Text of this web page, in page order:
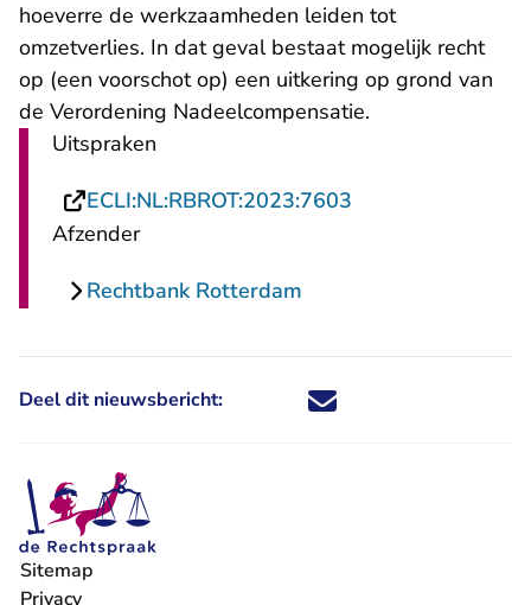
hoeverre de werkzaamheden leiden tot
omzetverlies. In dat geval bestaat mogelijk recht
op (een voorschot op) een uitkering op grond van
de Verordening Nadeelcompensatie.
Uitspraken
ECLI:NL:RBROT:2023:7603
Afzender
Rechtbank Rotterdam
Deel dit nieuwsbericht: Deel dit nieuwsbericht via X -
Deel dit nieuwsbericht via
Deel dit nieuwsbericht
Deel dit
Sitemap
Privacy